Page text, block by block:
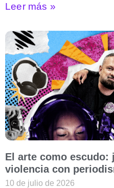
Leer más »
El arte como escudo:
violencia con
10 de julio de 2026